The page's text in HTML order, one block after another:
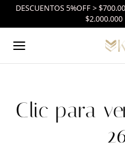
DESCUENTOS 5%OFF >
$2.000.000
Clic para